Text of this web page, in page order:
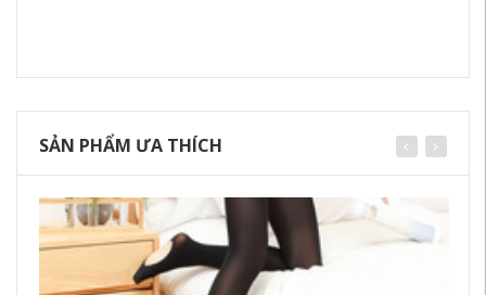
SẢN PHẨM ƯA THÍCH